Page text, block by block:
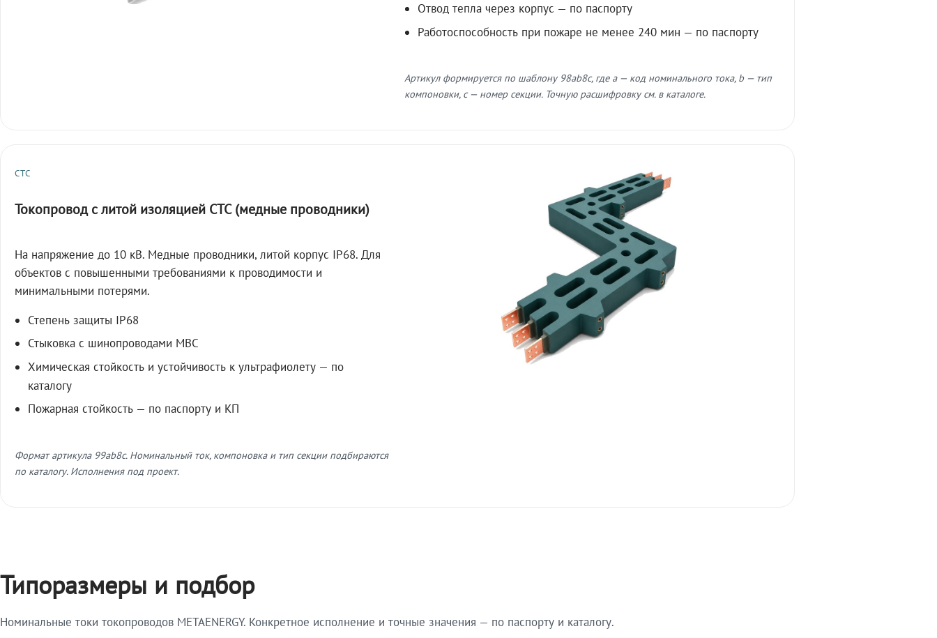
Отвод тепла через корпус — по паспорту
Работоспособность при пожаре не менее 240 мин — по паспорту
Артикул формируется по шаблону 98ab8c, где a — код номинального тока, b — тип
компоновки, c — номер секции. Точную расшифровку см. в каталоге.
СТС
Токопровод с литой изоляцией СТС (медные проводники)
На напряжение до 10 кВ. Медные проводники, литой корпус IP68. Для
объектов с повышенными требованиями к проводимости и
минимальными потерями.
Степень защиты IP68
Стыковка с шинопроводами МВС
Химическая стойкость и устойчивость к ультрафиолету — по
каталогу
Пожарная стойкость — по паспорту и КП
Формат артикула 99ab8c. Номинальный ток, компоновка и тип секции подбираются
по каталогу. Исполнения под проект.
Типоразмеры и подбор
Номинальные токи токопроводов METAENERGY. Конкретное исполнение и точные значения — по паспорту и каталогу.